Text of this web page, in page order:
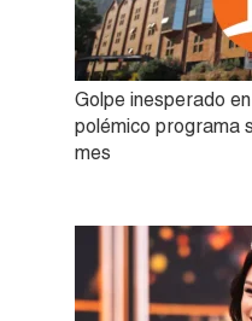
Golpe inesperado
polémico programa
mes